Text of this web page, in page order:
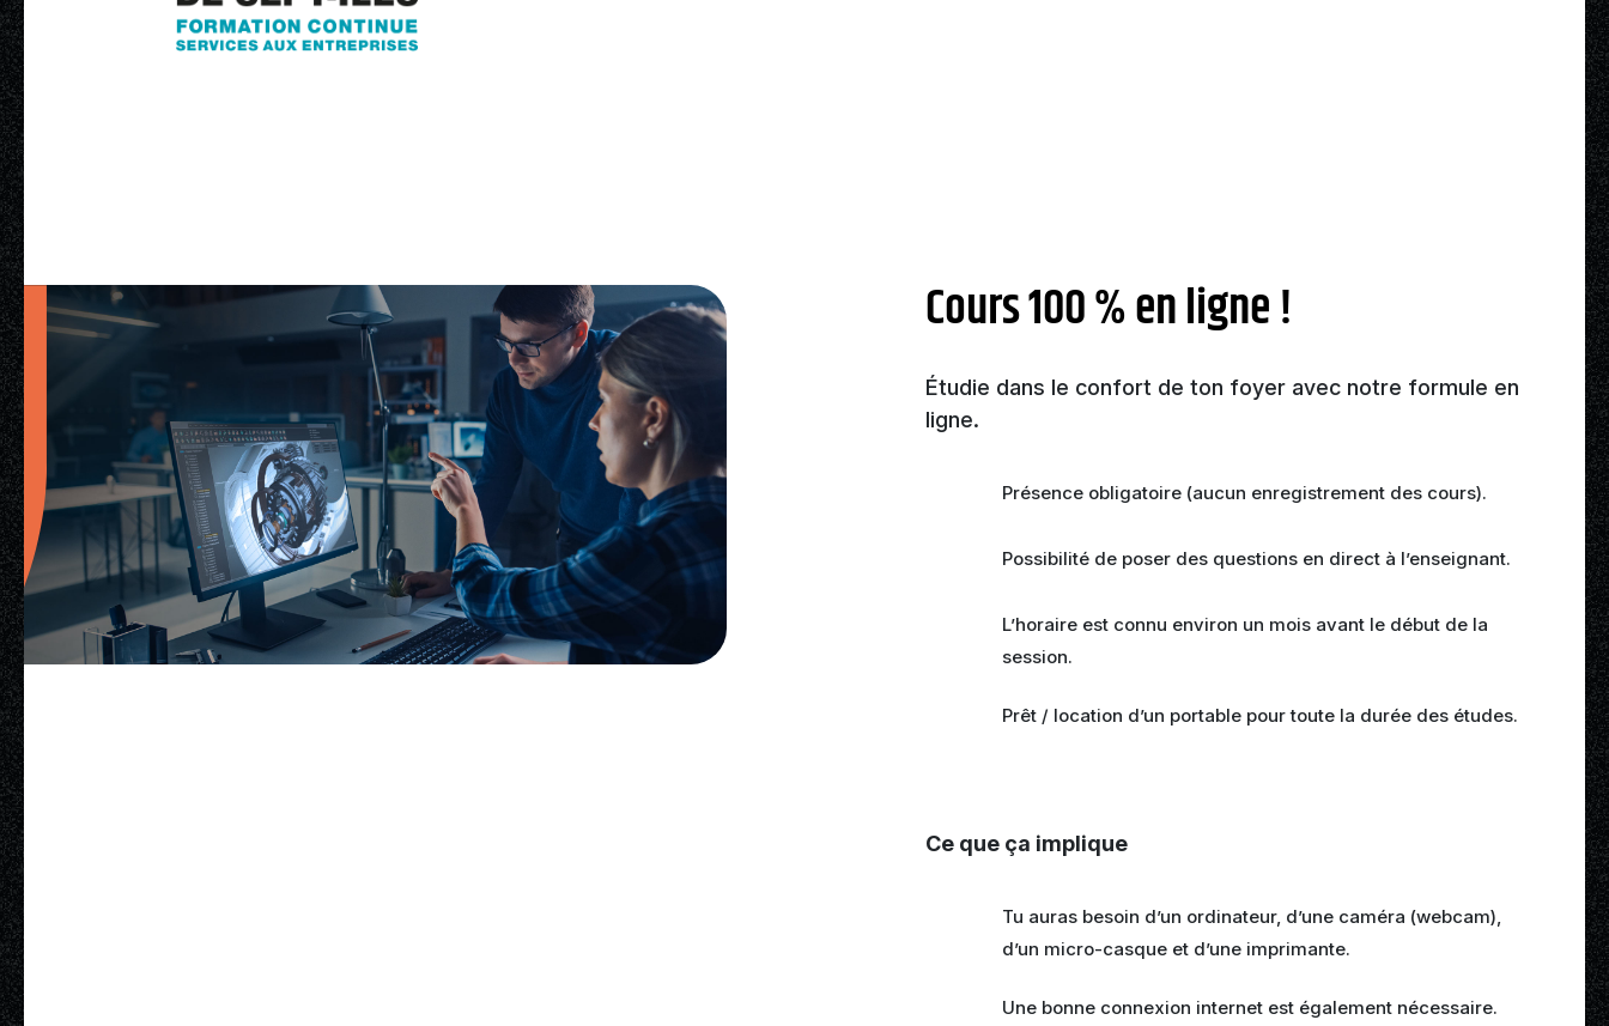
Cours 100 % en ligne !
Étudie dans le confort de ton foyer avec notre formule en
ligne.
Présence obligatoire (aucun enregistrement des cours).
Possibilité de poser des questions en direct à l’enseignant.
L’horaire est connu environ un mois avant le début de la
session.
Prêt / location d’un portable pour toute la durée des études.
Ce que ça implique
Tu auras besoin d’un ordinateur, d’une caméra (webcam),
d’un micro-casque et d’une imprimante.
Une bonne connexion internet est également nécessaire.